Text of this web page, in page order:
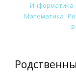
Информатика
Математика